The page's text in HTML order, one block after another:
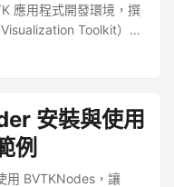
應用程式開發環境，撰
Toolkit）是
3D 繪圖函式庫，可用
安裝與使用
例
用 BVTKNodes，讓